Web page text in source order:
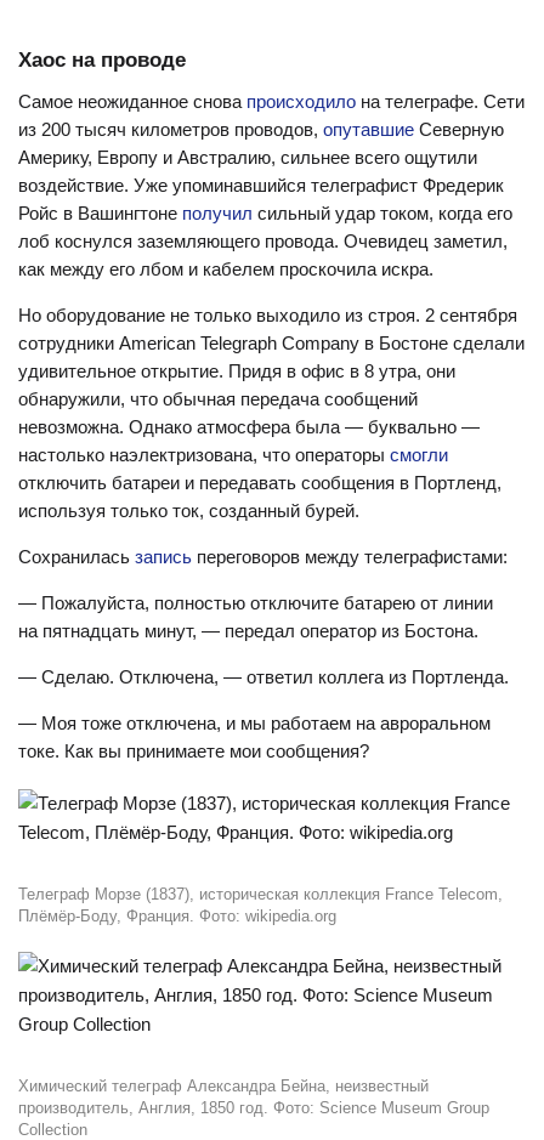
Хаос на проводе
Самое неожиданное снова происходило на телеграфе. Сети
из 200 тысяч километров проводов, опутавшие Северную
Америку, Европу и Австралию, сильнее всего ощутили
воздействие. Уже упоминавшийся телеграфист Фредерик
Ройс в Вашингтоне получил сильный удар током, когда его
лоб коснулся заземляющего провода. Очевидец заметил,
как между его лбом и кабелем проскочила искра.
Но оборудование не только выходило из строя. 2 сентября
сотрудники American Telegraph Company в Бостоне сделали
удивительное открытие. Придя в офис в 8 утра, они
обнаружили, что обычная передача сообщений
невозможна. Однако атмосфера была — буквально —
настолько наэлектризована, что операторы смогли
отключить батареи и передавать сообщения в Портленд,
используя только ток, созданный бурей.
Сохранилась запись переговоров между телеграфистами:
— Пожалуйста, полностью отключите батарею от линии
на пятнадцать минут, — передал оператор из Бостона.
— Сделаю. Отключена, — ответил коллега из Портленда.
— Моя тоже отключена, и мы работаем на авроральном
токе. Как вы принимаете мои сообщения?
Телеграф Морзе (1837), историческая коллекция France Telecom,
Плёмёр-Боду, Франция. Фото: wikipedia.org
Химический телеграф Александра Бейна, неизвестный
производитель, Англия, 1850 год. Фото: Science Museum Group
Collection